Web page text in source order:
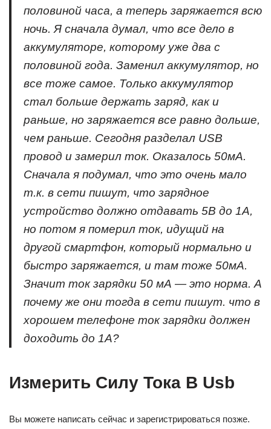
половиной часа, а теперь заряжается всю
ночь. Я сначала думал, что все дело в
аккумуляторе, которому уже два с
половиной года. Заменил аккумулятор, но
все тоже самое. Только аккумулятор
стал больше держать заряд, как и
раньше, но заряжается все равно дольше,
чем раньше. Сегодня разделал USB
провод и замерил ток. Оказалось 50мА.
Сначала я подумал, что это очень мало
т.к. в сети пишут, что зарядное
устройство должно отдавать 5В до 1А,
но потом я померил ток, идущий на
другой смартфон, который нормально и
быстро заряжается, и там тоже 50мА.
Значит ток зарядки 50 мА — это норма. А
почему же они тогда в сети пишут. что в
хорошем телефоне ток зарядки должен
доходить до 1А?
Измерить Силу Тока В Usb
Вы можете написать сейчас и зарегистрироваться позже.